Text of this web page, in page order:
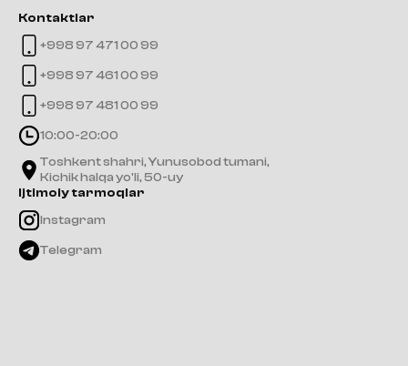
Kontaktlar
+998 97 471 00 99
+998 97 461 00 99
+998 97 481 00 99
10:00-20:00
Toshkent shahri, Yunusobod tumani,
Kichik halqa yo'li, 50-uy
Ijtimoiy tarmoqlar
Instagram
Telegram